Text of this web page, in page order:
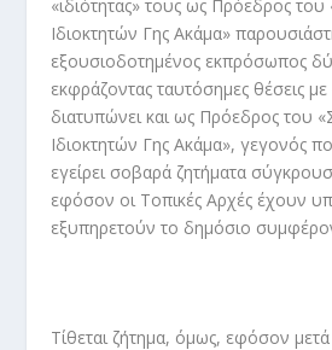
«ιδιότητας» τους ως Πρόεδρος
Ιδιοκτητών Γης Ακάμα»
εξουσιοδοτημένος εκπρόσωπος
εκφράζοντας ταυτόσημες θέσεις
διατυπώνει και ως Πρόεδρος του
Ιδιοκτητών Γης Ακάμα», γεγονός
εγείρει σοβαρά ζητήματα
εφόσον οι Τοπικές Αρχές έχουν
εξυπηρετούν το δημόσιο
Τίθεται ζήτημα, όμως, εφόσον